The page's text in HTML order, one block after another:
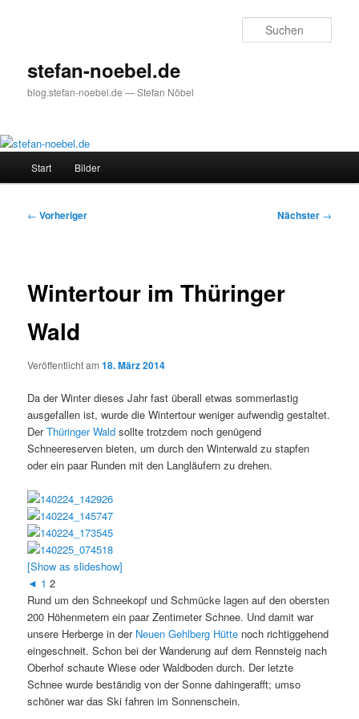
stefan-noebel.de
blog.stefan-noebel.de — Stefan Nöbel
Start Bilder
Beitragsnavigation
← Vorheriger Nächster →
Wintertour im Thüringer
Wald
Veröffentlicht am18. März 2014
Da der Winter dieses Jahr fast überall etwas sommerlastig
ausgefallen ist, wurde die Wintertour weniger aufwendig gestaltet.
DerThüringer Wald sollte trotzdem noch genügend
Schneereserven bieten, um durch den Winterwald zu stapfen
oder ein paar Runden mit den Langläufern zu drehen.
[Show as slideshow]
◄ 1 2
Rund um den Schneekopf und Schmücke lagen auf den obersten
200 Höhenmetern ein paar Zentimeter Schnee. Und damit war
unsere Herberge in der Neuen Gehlberg Hütte noch richtiggehend
eingeschneit. Schon bei der Wanderung auf dem Rennsteig nach
Oberhof schaute Wiese oder Waldboden durch. Der letzte
Schnee wurde beständig von der Sonne dahingerafft; umso
schöner war das Ski fahren im Sonnenschein.